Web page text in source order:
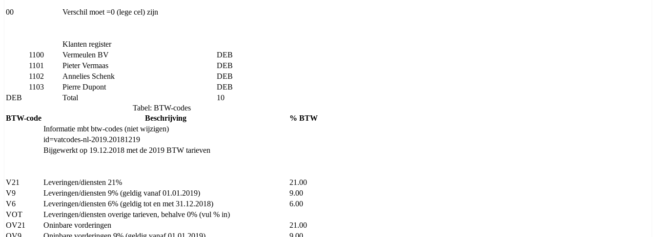
00 Verschil moet =0 (lege cel) zijn
Klanten register
1100
Vermeulen BV
DEB
1101
Pieter Vermaas
DEB
1102
Annelies Schenk
DEB
1103
Pierre Dupont
DEB
DEB
Total
10
Tabel: BTW-codes
BTW-code
Beschrijving
% BTW
Informatie mbt btw-codes (niet wijzigen)
id=vatcodes-nl-2019.20181219
Bijgewerkt op 19.12.2018 met de 2019 BTW tarieven
V21 Leveringen/diensten 21%
21.00
V9
Leveringen/diensten 9% (geldig vanaf 01.01.2019)
9.00
V6
Leveringen/diensten 6% (geldig tot en met 31.12.2018)
6.00
VOT
Leveringen/diensten overige tarieven, behalve 0% (vul % in)
OV21
Oninbare vorderingen
21.00